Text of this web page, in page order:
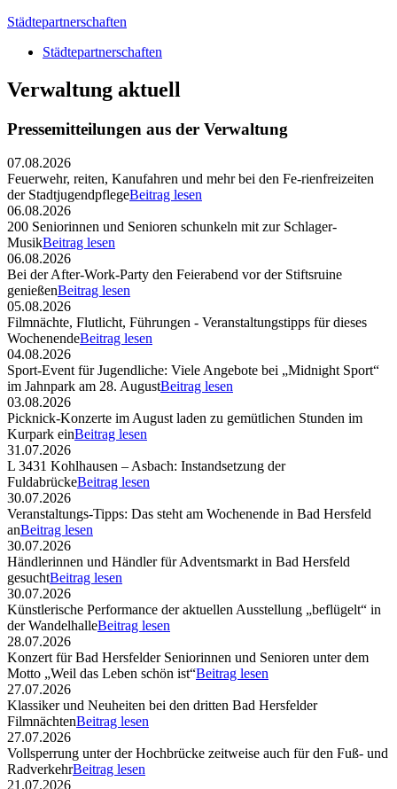
Städtepartnerschaften
Städtepartnerschaften
Verwaltung aktuell
Pressemitteilungen aus der Verwaltung
07.08.2026
Feuerwehr, reiten, Kanufahren und mehr bei den Fe-rienfreizeiten
der StadtjugendpflegeBeitrag lesen
06.08.2026
200 Seniorinnen und Senioren schunkeln mit zur Schlager-
MusikBeitrag lesen
06.08.2026
Bei der After-Work-Party den Feierabend vor der Stiftsruine
genießenBeitrag lesen
05.08.2026
Filmnächte, Flutlicht, Führungen - Veranstaltungstipps für dieses
WochenendeBeitrag lesen
04.08.2026
Sport-Event für Jugendliche: Viele Angebote bei „Midnight Sport“
im Jahnpark am 28. AugustBeitrag lesen
03.08.2026
Picknick-Konzerte im August laden zu gemütlichen Stunden im
Kurpark einBeitrag lesen
31.07.2026
L 3431 Kohlhausen – Asbach: Instandsetzung der
FuldabrückeBeitrag lesen
30.07.2026
Veranstaltungs-Tipps: Das steht am Wochenende in Bad Hersfeld
anBeitrag lesen
30.07.2026
Händlerinnen und Händler für Adventsmarkt in Bad Hersfeld
gesuchtBeitrag lesen
30.07.2026
Künstlerische Performance der aktuellen Ausstellung „beflügelt“ in
der WandelhalleBeitrag lesen
28.07.2026
Konzert für Bad Hersfelder Seniorinnen und Senioren unter dem
Motto „Weil das Leben schön ist“Beitrag lesen
27.07.2026
Klassiker und Neuheiten bei den dritten Bad Hersfelder
FilmnächtenBeitrag lesen
27.07.2026
Vollsperrung unter der Hochbrücke zeitweise auch für den Fuß- und
RadverkehrBeitrag lesen
21.07.2026